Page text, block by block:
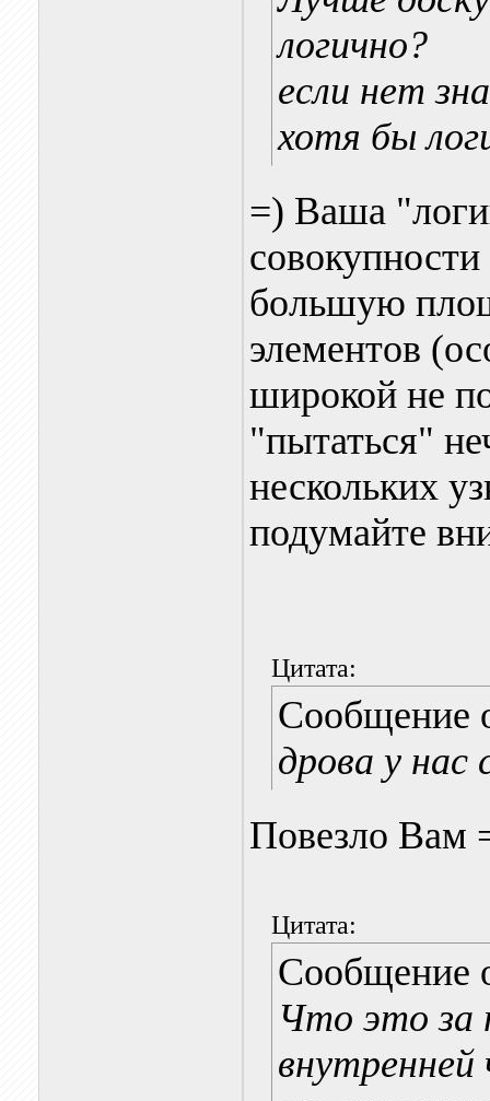
логично?
если нет
хотя бы
=) Ваша
большую
элементов
широкой не
"пытаться"
нескольких
подумайте
Цитата:
Сообщение
дрова у
Повезло Вам
Цитата:
Сообщение
Что это за